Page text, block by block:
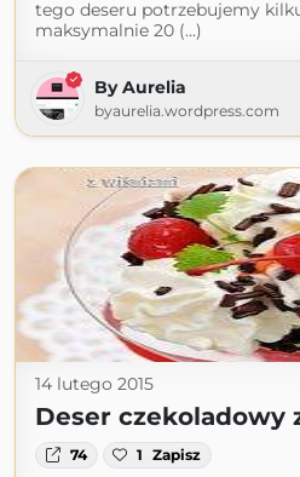
tego deseru potrzebujemy
maksymalnie 20 (...)
By Aurelia
byaurelia.wordpress.com
14 lutego 2015
Deser czekoladowy
74 1 Zapisz